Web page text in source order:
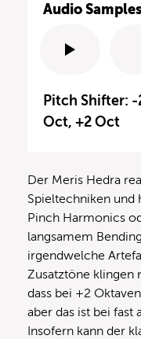
Audio Samples
Pitch Shifter:
Oct, +2 Oct
Der Meris Hedra
Spieltechniken und
Pinch Harmonics
langsamem
irgendwelche
Zusatztöne klingen
dass bei +2
aber das ist bei fast
Insofern kann der